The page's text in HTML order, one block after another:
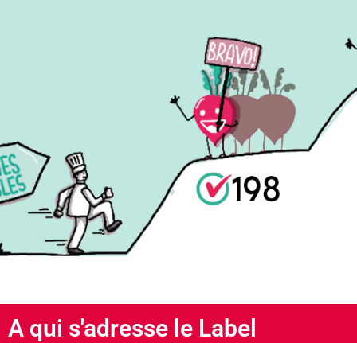
A qui s'adresse le Label